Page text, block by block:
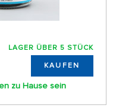
LAGER ÜBER 5 STÜCK
KAUFEN
zu Hause sein